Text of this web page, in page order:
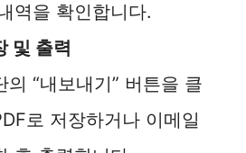
역을 확인합니다.
및 출력
의 “내보내기” 버튼을 클
로 저장하거나 이메일